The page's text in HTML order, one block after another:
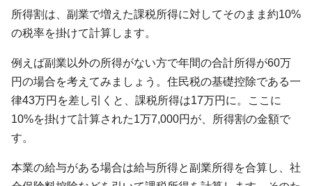
所得割は、副業で増えた課税所得に対してそのまま約10%
の税率を掛けて計算します。
例えば副業以外の所得がない方で年間の合計所得が60万
円の場合を考えてみましょう。住民税の基礎控除である一
律43万円を差し引くと、課税所得は17万円に。ここに
10%を掛けて計算された1万7,000円が、所得割の金額で
す。
本業の給与がある場合は給与所得と副業所得を合算し、社